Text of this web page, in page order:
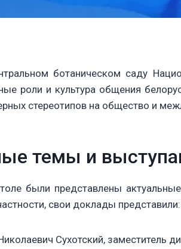
ботаническом саду
роли и культура общения
стереотипов на общество и
темы и
были представлены
свои доклады представили:
Сухотский, заместитель